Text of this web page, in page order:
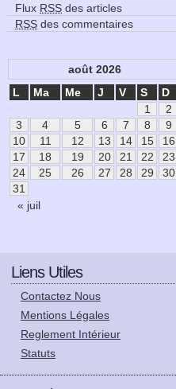
Flux RSS des articles
RSS des commentaires
août 2026
L
Ma Me J V S D
« juil
1
2
3
4 5 6 7 8
9
10
11 12 13 14 15
16
17
18 19 20 21 22
23
24
25 26 27 28 29
30
31
Liens Utiles
Contactez Nous
Mentions Légales
Reglement Intérieur
Statuts